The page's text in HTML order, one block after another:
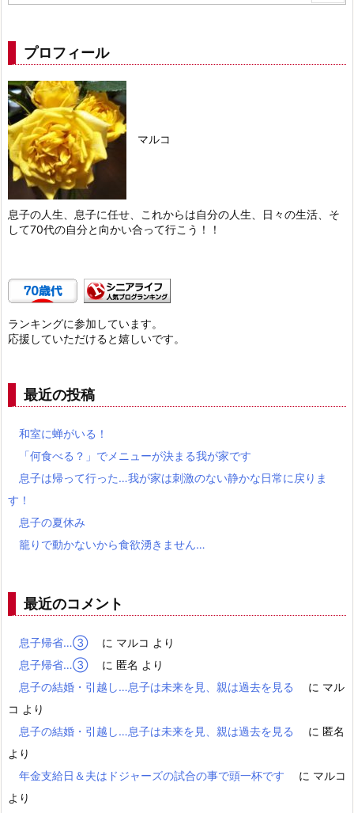
プロフィール
マルコ
息子の人生、息子に任せ、これからは自分の人生、日々の生活、そ
して70代の自分と向かい合って行こう！！
ランキングに参加しています。
応援していただけると嬉しいです。
最近の投稿
和室に蝉がいる！
「何食べる？」でメニューが決まる我が家です
息子は帰って行った…我が家は刺激のない静かな日常に戻りま
す！
息子の夏休み
籠りで動かないから食欲湧きません…
最近のコメント
息子帰省…③ に マルコ より
息子帰省…③
に 匿名 より
息子の結婚・引越し…息子は未来を見、親は過去を見る
に マル
コ より
息子の結婚・引越し…息子は未来を見、親は過去を見る
に 匿名
より
年金支給日＆夫はドジャーズの試合の事で頭一杯です
に マルコ
より